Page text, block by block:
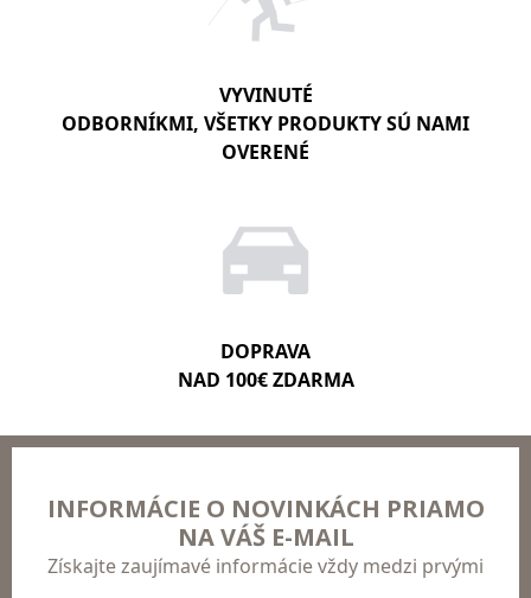
VYVINUTÉ
ODBORNÍKMI, VŠETKY PRODUKTY SÚ NAMI
OVERENÉ
DOPRAVA
NAD 100€ ZDARMA
INFORMÁCIE O NOVINKÁCH PRIAMO
NA VÁŠ E-MAIL
Získajte zaujímavé informácie vždy medzi prvými